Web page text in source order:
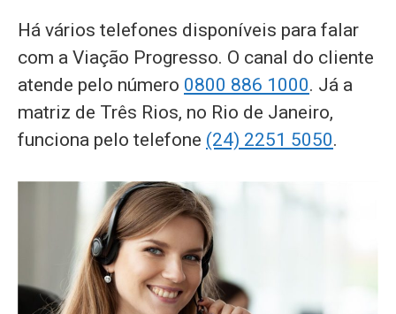
Há vários telefones disponíveis para falar
com a Viação Progresso. O canal do cliente
atende pelo número 0800 886 1000. Já a
matriz de Três Rios, no Rio de Janeiro,
funciona pelo telefone (24) 2251 5050.